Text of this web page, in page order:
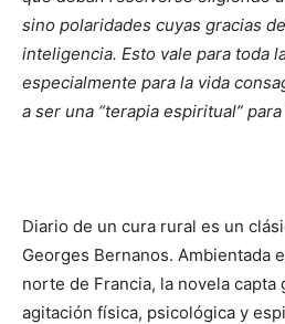
sino polaridades cuyas gracias
inteligencia. Esto vale para toda
especialmente para la vida
a ser una “terapia espiritual”
Diario de un cura rural es un
Georges Bernanos. Ambientada
norte de Francia, la novela capta
agitación física, psicológica y